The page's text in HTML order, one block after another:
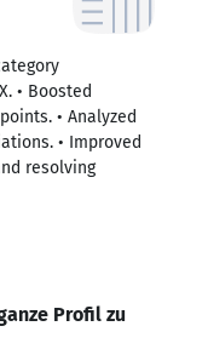
• Boosted
• Analyzed
• Improved
resolving
Profil zu